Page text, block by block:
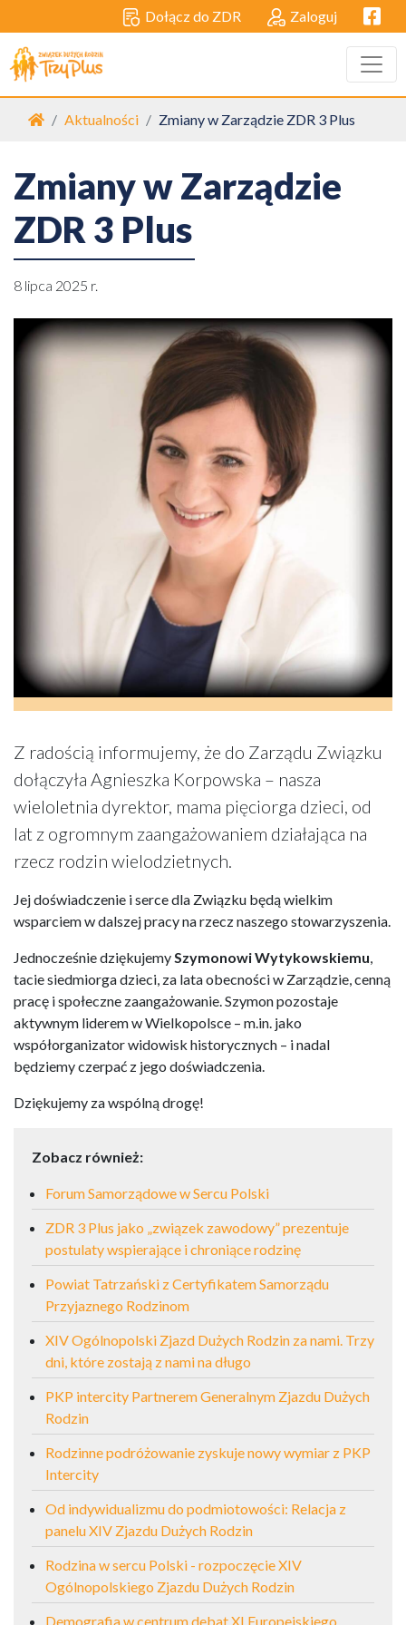
Dołącz do ZDR Zaloguj
Strona główna
Aktualności Zmiany w Zarządzie ZDR 3 Plus
Zmiany w Zarządzie
ZDR 3 Plus
8 lipca 2025 r.
Z radością informujemy, że do Zarządu Związku
dołączyła Agnieszka Korpowska – nasza
wieloletnia dyrektor, mama pięciorga dzieci, od
lat z ogromnym zaangażowaniem działająca na
rzecz rodzin wielodzietnych.
Jej doświadczenie i serce dla Związku będą wielkim
wsparciem w dalszej pracy na rzecz naszego stowarzyszenia.
Jednocześnie dziękujemySzymonowi Wytykowskiemu,
tacie siedmiorga dzieci, za lata obecności w Zarządzie, cenną
pracę i społeczne zaangażowanie. Szymon pozostaje
aktywnym liderem w Wielkopolsce – m.in. jako
współorganizator widowisk historycznych – i nadal
będziemy czerpać z jego doświadczenia.
Dziękujemy za wspólną drogę!
Zobacz również:
Forum Samorządowe w Sercu Polski
ZDR 3 Plus jako „związek zawodowy” prezentuje
postulaty wspierające i chroniące rodzinę
Powiat Tatrzański z Certyfikatem Samorządu
Przyjaznego Rodzinom
XIV Ogólnopolski Zjazd Dużych Rodzin za nami. Trzy
dni, które zostają z nami na długo
PKP intercity Partnerem Generalnym Zjazdu Dużych
Rodzin
Rodzinne podróżowanie zyskuje nowy wymiar z PKP
Intercity
Od indywidualizmu do podmiotowości: Relacja z
panelu XIV Zjazdu Dużych Rodzin
Rodzina w sercu Polski - rozpoczęcie XIV
Ogólnopolskiego Zjazdu Dużych Rodzin
Demografia w centrum debat XI Europejskiego